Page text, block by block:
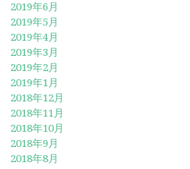
2019年6月
2019年5月
2019年4月
2019年3月
2019年2月
2019年1月
2018年12月
2018年11月
2018年10月
2018年9月
2018年8月